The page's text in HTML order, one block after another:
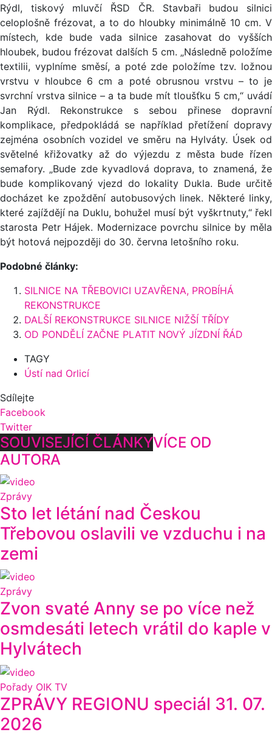
Rýdl, tiskový mluvčí ŘSD ČR. Stavbaři budou silnici
celoplošně frézovat, a to do hloubky minimálně 10 cm. V
místech, kde bude vada silnice zasahovat do vyšších
hloubek, budou frézovat dalších 5 cm. „Následně položíme
textilii, vyplníme směsí, a poté zde položíme tzv. ložnou
vrstvu v hloubce 6 cm a poté obrusnou vrstvu – to je
svrchní vrstva silnice – a ta bude mít tloušťku 5 cm,“ uvádí
Jan Rýdl. Rekonstrukce s sebou přinese dopravní
komplikace, předpokládá se například přetížení dopravy
zejména osobních vozidel ve směru na Hylváty. Úsek od
světelné křižovatky až do výjezdu z města bude řízen
semafory. „Bude zde kyvadlová doprava, to znamená, že
bude komplikovaný vjezd do lokality Dukla. Bude určitě
docházet ke zpoždění autobusových linek. Některé linky,
které zajíždějí na Duklu, bohužel musí být vyškrtnuty,“ řekl
starosta Petr Hájek. Modernizace povrchu silnice by měla
být hotová nejpozději do 30. června letošního roku.
Podobné články:
SILNICE NA TŘEBOVICI UZAVŘENA, PROBÍHÁ
REKONSTRUKCE
DALŠÍ REKONSTRUKCE SILNICE NIŽŠÍ TŘÍDY
OD PONDĚLÍ ZAČNE PLATIT NOVÝ JÍZDNÍ ŘÁD
TAGY
Ústí nad Orlicí
Sdílejte
Facebook
Twitter
SOUVISEJÍCÍ ČLÁNKYVÍCE OD
AUTORA
Zprávy
Sto let létání nad Českou
Třebovou oslavili ve vzduchu i na
zemi
Zprávy
Zvon svaté Anny se po více než
osmdesáti letech vrátil do kaple v
Hylvátech
Pořady OIK TV
ZPRÁVY REGIONU speciál 31. 07.
2026